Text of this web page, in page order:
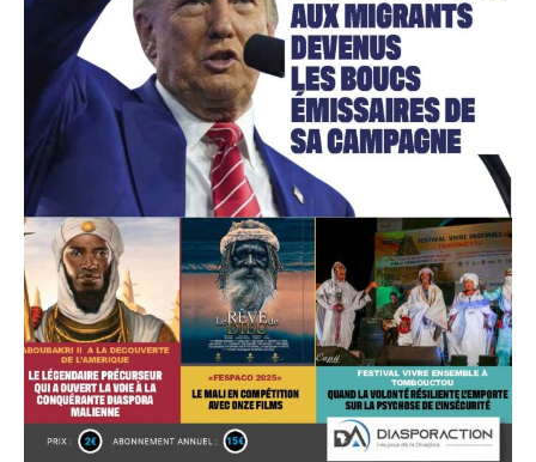
Accès gratuit
Gratuit /accès limité
Quelques articles
Annonces
Tous les articles
Le magazine
CHOISIR LE FORFAIT